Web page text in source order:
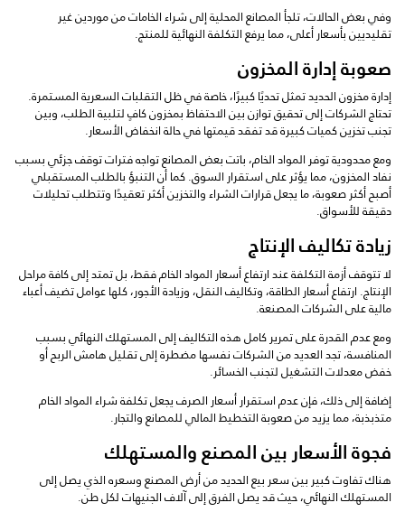
وفي بعض الحالات، تلجأ المصانع المحلية إلى شراء الخامات من موردين غير
تقليديين بأسعار أعلى، مما يرفع التكلفة النهائية للمنتج.
صعوبة إدارة المخزون
إدارة مخزون الحديد تمثل تحديًا كبيرًا، خاصة في ظل التقلبات السعرية المستمرة.
تحتاج الشركات إلى تحقيق توازن بين الاحتفاظ بمخزون كافٍ لتلبية الطلب، وبين
تجنب تخزين كميات كبيرة قد تفقد قيمتها في حالة انخفاض الأسعار.
ومع محدودية توفر المواد الخام، باتت بعض المصانع تواجه فترات توقف جزئي بسبب
نفاد المخزون، مما يؤثر على استقرار السوق. كما أن التنبؤ بالطلب المستقبلي
أصبح أكثر صعوبة، ما يجعل قرارات الشراء والتخزين أكثر تعقيدًا وتتطلب تحليلات
دقيقة للأسواق.
زيادة تكاليف الإنتاج
لا تتوقف أزمة التكلفة عند ارتفاع أسعار المواد الخام فقط، بل تمتد إلى كافة مراحل
الإنتاج. ارتفاع أسعار الطاقة، وتكاليف النقل، وزيادة الأجور، كلها عوامل تضيف أعباء
مالية على الشركات المصنعة.
ومع عدم القدرة على تمرير كامل هذه التكاليف إلى المستهلك النهائي بسبب
المنافسة، تجد العديد من الشركات نفسها مضطرة إلى تقليل هامش الربح أو
خفض معدلات التشغيل لتجنب الخسائر.
إضافة إلى ذلك، فإن عدم استقرار أسعار الصرف يجعل تكلفة شراء المواد الخام
متذبذبة، مما يزيد من صعوبة التخطيط المالي للمصانع والتجار.
فجوة الأسعار بين المصنع والمستهلك
هناك تفاوت كبير بين سعر بيع الحديد من أرض المصنع وسعره الذي يصل إلى
المستهلك النهائي، حيث قد يصل الفرق إلى آلاف الجنيهات لكل طن.